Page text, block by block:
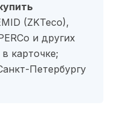
(ZKTeco),
и других
в карточке;
Петербургу